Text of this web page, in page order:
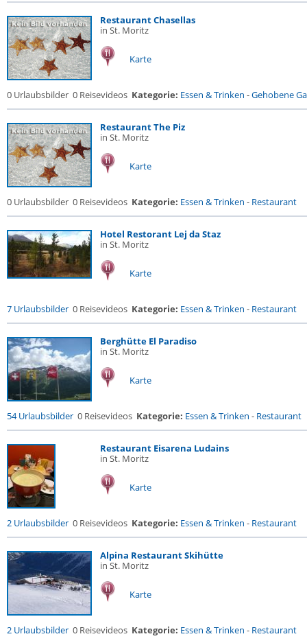
Restaurant Chasellas
in St. Moritz
Karte
0 Urlaubsbilder 0 Reisevideos Kategorie: Essen & Trinken -Gehobene
Restaurant The Piz
in St. Moritz
Karte
0 Urlaubsbilder 0 Reisevideos Kategorie: Essen & Trinken - Restaurant
Hotel Restorant Lej da Staz
in St. Moritz
Karte
7 Urlaubsbilder 0 Reisevideos Kategorie: Essen & Trinken - Restaurant
Berghütte El Paradiso
in St. Moritz
Karte
54 Urlaubsbilder 0 Reisevideos Kategorie: Essen & Trinken - Restaurant
Restaurant Eisarena Ludains
in St. Moritz
Karte
2 Urlaubsbilder 0 Reisevideos Kategorie: Essen & Trinken - Restaurant
Alpina Restaurant Skihütte
in St. Moritz
Karte
2 Urlaubsbilder 0 Reisevideos Kategorie: Essen & Trinken - Restaurant